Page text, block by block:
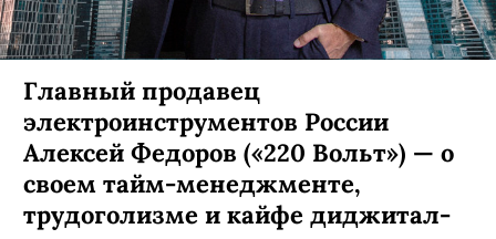
Главный продавец
электроинструментов России
Алексей Федоров («220 Вольт») — о
своем тайм-менеджменте,
трудоголизме и кайфе диджитал-